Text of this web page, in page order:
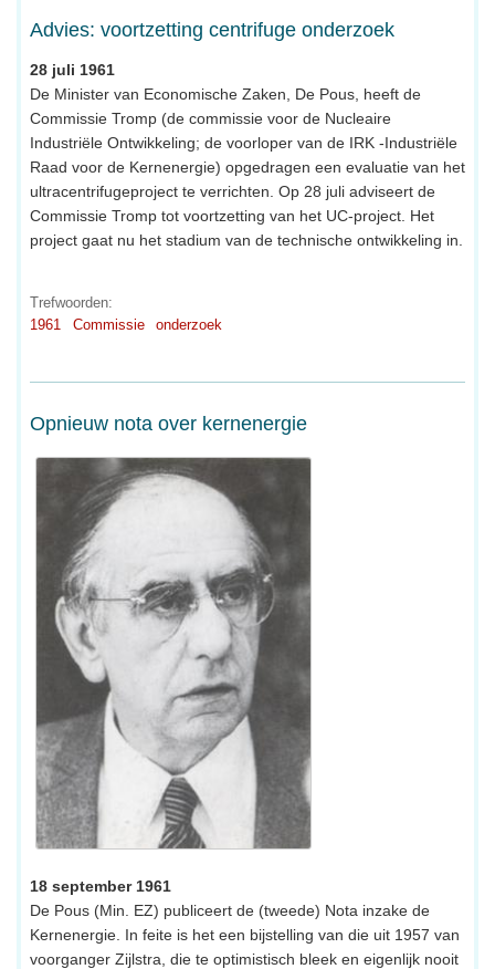
Advies: voortzetting centrifuge onderzoek
28 juli 1961
De Minister van Economische Zaken, De Pous, heeft de
Commissie Tromp (de commissie voor de Nucleaire
Industriële Ontwikkeling; de voorloper van de IRK -Industriële
Raad voor de Kernenergie) opgedragen een evaluatie van het
ultracentrifugeproject te verrichten. Op 28 juli adviseert de
Commissie Tromp tot voortzetting van het UC-project. Het
project gaat nu het stadium van de technische ontwikkeling in.
Trefwoorden:
1961
Commissie onderzoek
Opnieuw nota over kernenergie
18 september 1961
De Pous (Min. EZ) publiceert de (tweede) Nota inzake de
Kernenergie. In feite is het een bijstelling van die uit 1957 van
voorganger Zijlstra, die te optimistisch bleek en eigenlijk nooit